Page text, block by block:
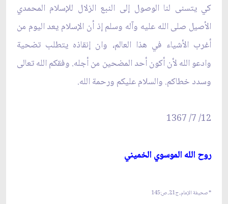
كي يتسنى لنا الوصول إلى النبع الزلال للإسلام المحمدي
الأصيل صلى الله عليه وآله وسلم إذ أن الإسلام يعد اليوم من
أغرب الأشياء في هذا العالم، وان إنقاذه يتطلب تضحية
وادعو الله لأن أكون أحد المضحين من أجله. وفقكم الله تعالى
وسدد خطاكم. والسلام عليكم ورحمة الله.
12/ 7/ 1367
روح الله الموسوي الخميني‏
* صحيفة الإمام، ج21، ص: 145